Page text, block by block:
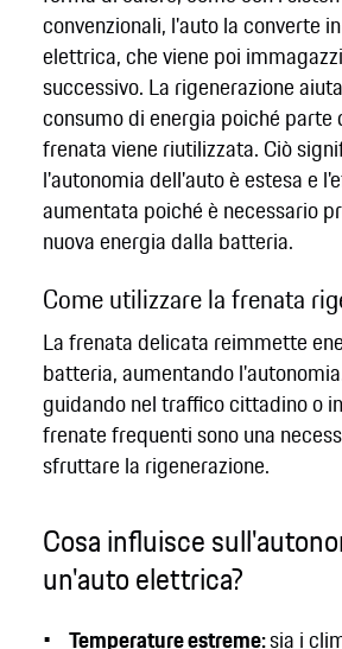
convenzionali, l'auto la converte
elettrica, che viene poi
successivo. La rigenerazione
consumo di energia poiché parte
frenata viene riutilizzata. Ciò
l'autonomia dell'auto è estesa e
aumentata poiché è necessario
nuova energia dalla batteria.
Come utilizzare la frenata
La frenata delicata reimmette
batteria, aumentando
guidando nel traffico cittadino o
frenate frequenti sono una
sfruttare la rigenerazione.
Cosa influisce
un'auto elettrica?
Temperature estreme:sia i